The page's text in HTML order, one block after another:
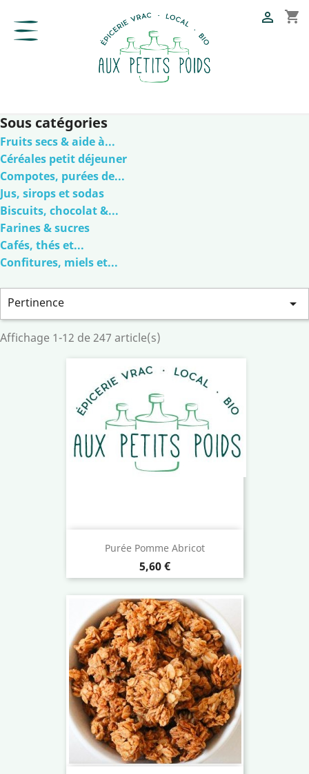
shopping_cart

Sous catégories
Fruits secs & aide à...
Céréales petit déjeuner
Compotes, purées de...
Jus, sirops et sodas
Biscuits, chocolat &...
Farines & sucres
Cafés, thés et...
Confitures, miels et...
Pertinence 
Affichage 1-12 de 247 article(s)
Purée Pomme Abricot
Prix
5,60 €